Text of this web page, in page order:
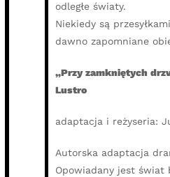
odległe światy.
Niekiedy są
dawno zapomniane
„Przy zamkniętych
Lustro
adaptacja i reżyseria:
Autorska adaptacja
Opowiadany jest świat